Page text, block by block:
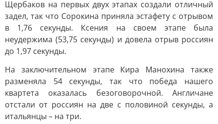
Щербаков на первых двух этапах создали отличный
задел, так что Сорокина приняла эстафету с отрывом
в 1,76 секунды. Ксения на своем этапе была
неудержима (53,75 секунды) и довела отрыв россиян
до 1,97 секунды.
На заключительном этапе Кира Манохина также
разменяла 54 секунды, так что победа нашего
квартета оказалась безоговорочной. Англичане
отстали от россиян на две с половиной секунды, а
итальянцы – на три.